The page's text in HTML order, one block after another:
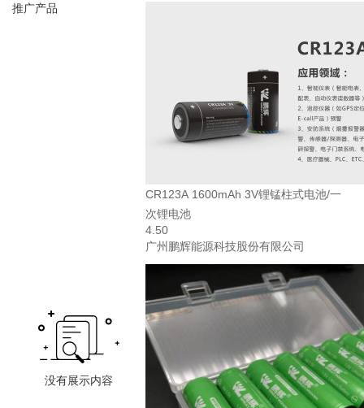
推广产品
CR123A 1600mAh 3V锂锰柱式电池/一
次锂电池
4.50
广州鹏辉能源科技股份有限公司